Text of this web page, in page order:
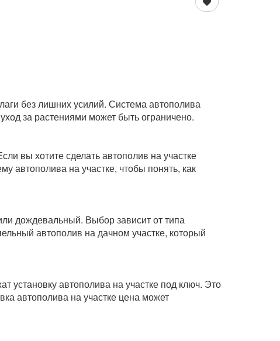
без лишних усилий. Система автополива
за растениями может быть ограничено.
вы хотите сделать автополив на участке
автополива на участке, чтобы понять, как
дождевальный. Выбор зависит от типа
автополив на дачном участке, который
установку автополива на участке под ключ. Это
автополива на участке цена может